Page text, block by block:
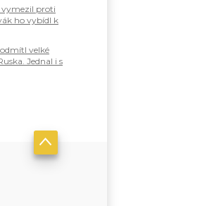
vymezil proti
ho vybídl k
velké
Jednal i s